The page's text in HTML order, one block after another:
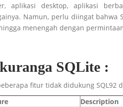
aplikasi desktop, aplikasi
Namun, perlu diingat bahwa
menengah dengan
SQLite :
fitur tidak didukung SQL92
Description